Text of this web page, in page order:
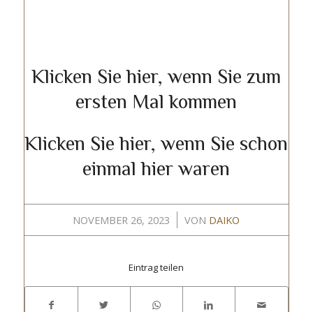
Klicken Sie hier, wenn Sie zum
ersten Mal kommen
Klicken Sie hier, wenn Sie schon
einmal hier waren
NOVEMBER 26, 2023
/ VON DAIKO
Eintrag teilen